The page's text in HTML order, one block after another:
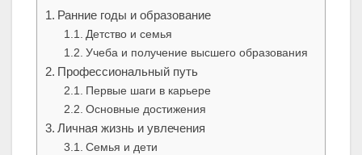
Ранние годы и образование
Детство и семья
Учеба и получение высшего образования
Профессиональный путь
Первые шаги в карьере
Основные достижения
Личная жизнь и увлечения
Семья и дети